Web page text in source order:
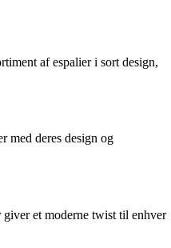
af espalier i sort design,
med deres design og
giver et moderne twist til enhver